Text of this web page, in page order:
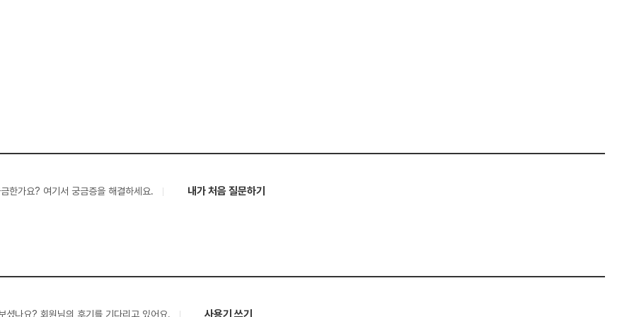
한가요? 여기서 궁금증을 해결하세요. 내가 처음 질문하기
셨나요? 회원님의 후기를 기다리고 있어요. 사용기 쓰기